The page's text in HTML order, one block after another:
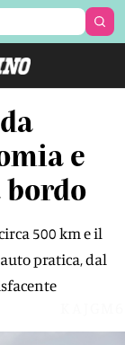
e
500 km e il
pratica, dal